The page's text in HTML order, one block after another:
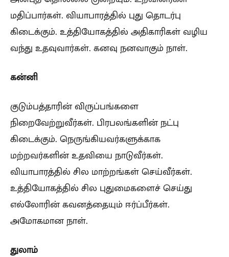
மதிப்பார்கள். வியாபாரத்தில் புது தொடர்பு
கிடைக்கும். உத்தியோகத்தில் அதிகாரிகள் வழிய
வந்து உதவுவார்கள். கனவு நனவாகும் நாள்.
கன்னி
குடும்பத்தாரின் விருப்பங்களை
நிறைவேற்றுவீர்கள். பிரபலங்களின் நட்பு
கிடைக்கும். நெருங்கியவர்களுக்காக
மற்றவர்களின் உதவியை நாடுவீர்கள்.
வியாபாரத்தில் சில மாற்றங்கள் செய்வீர்கள்.
உத்தியோகத்தில் சில புதுமைகளைச் செய்து
எல்லோரின் கவனத்தையும் ஈர்ப்பீர்கள்.
அமோகமான நாள்.
துலாம்